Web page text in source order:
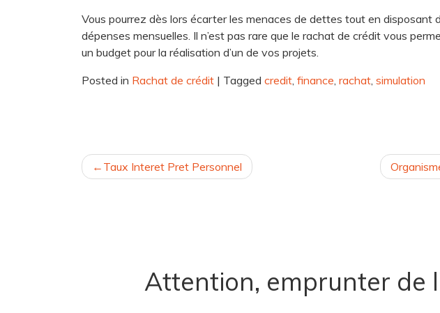
Vous pourrez dès lors écarter les menaces de dettes tout en disposant
dépenses mensuelles. Il n’est pas rare que le rachat de crédit vous
un budget pour la réalisation d’un de vos projets.
Posted in Rachat de crédit | Tagged credit finance rachat simulation
NAVIGATION
Taux Interet Pret Personnel
Attention, emprunter de